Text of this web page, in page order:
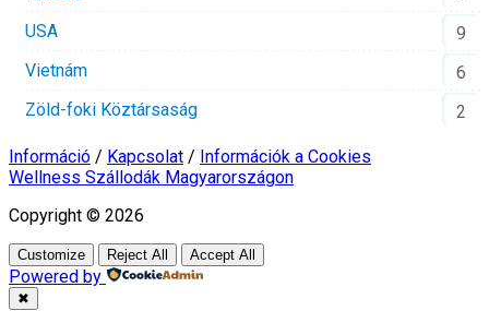
USA
9
Vietnám
6
Zöld-foki Köztársaság
2
Információ / Kapcsolat / Információk a Cookies
Wellness Szállodák Magyarországon
Copyright © 2026
Customize Reject All Accept All
Powered by
✖